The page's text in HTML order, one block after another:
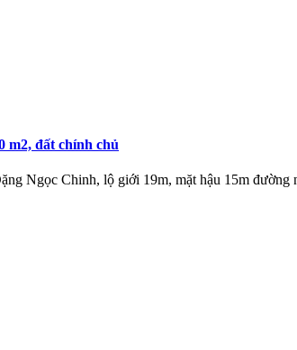
m2, đất chính chủ
Ngọc Chinh, lộ giới 19m, mặt hậu 15m đường